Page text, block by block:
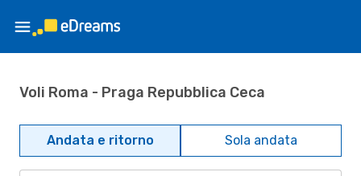
Voli Roma - Praga Repubblica Ceca
Andata e ritorno Sola andata